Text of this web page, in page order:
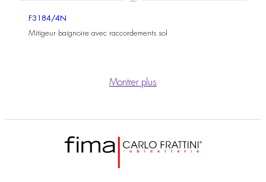
F3184/4N
Mitigeur baignoire avec raccordements sol
Montrer plus